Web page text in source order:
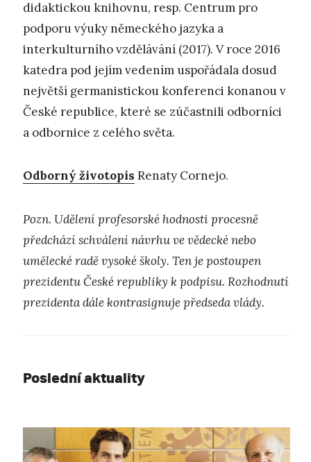
didaktickou knihovnu, resp. Centrum pro
podporu výuky německého jazyka a
interkulturního vzdělávání (2017). V roce 2016
katedra pod jejím vedením uspořádala dosud
největší germanistickou konferenci konanou v
České republice, které se zúčastnili odborníci
a odbornice z celého světa.
Odborný životopis Renaty Cornejo.
Pozn. Udělení profesorské hodnosti procesně
předchází schválení návrhu ve vědecké nebo
umělecké radě vysoké školy. Ten je postoupen
prezidentu České republiky k podpisu. Rozhodnutí
prezidenta dále kontrasignuje předseda vlády.
Poslední aktuality